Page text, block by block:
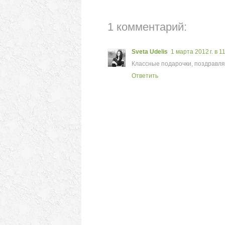
1 комментарий:
Sveta Udelis 1 марта 2012 г. в
Классные подарочки,
Ответить